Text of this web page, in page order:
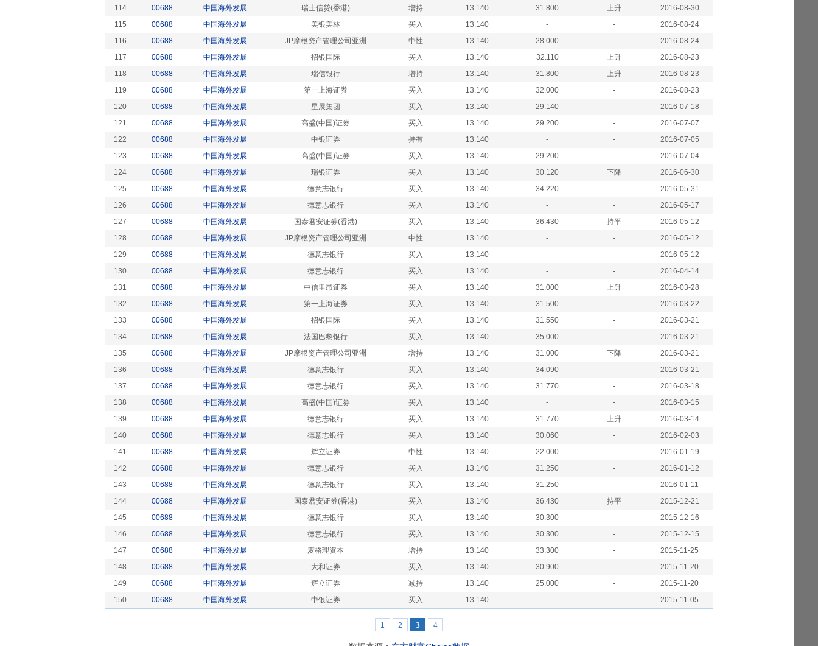
114
00688 中国海外发展 瑞士信贷(香港) 增持 13.140 31.800 上升
2016-08-30
115
00688 中国海外发展 美银美林 买入 13.140 - -
2016-08-24
116
00688 中国海外发展 JP摩根资产管理公司亚洲 中性 13.140 28.000 -
2016-08-24
117
00688 中国海外发展 招银国际 买入 13.140 32.110 上升
2016-08-23
118
00688 中国海外发展 瑞信银行 增持 13.140 31.800 上升
2016-08-23
119
00688 中国海外发展 第一上海证券 买入 13.140 32.000 -
2016-08-23
120
00688 中国海外发展 星展集团 买入 13.140 29.140 -
2016-07-18
121
00688 中国海外发展 高盛(中国)证券 买入 13.140 29.200 -
2016-07-07
122
00688 中国海外发展 中银证券 持有 13.140 - -
2016-07-05
123
00688 中国海外发展 高盛(中国)证券 买入 13.140 29.200 -
2016-07-04
124
00688 中国海外发展 瑞银证券 买入 13.140 30.120 下降
2016-06-30
125
00688 中国海外发展 德意志银行 买入 13.140 34.220 -
2016-05-31
126
00688 中国海外发展 德意志银行 买入 13.140 - -
2016-05-17
127
00688 中国海外发展 国泰君安证券(香港) 买入 13.140 36.430 持平
2016-05-12
128
00688 中国海外发展 JP摩根资产管理公司亚洲 中性 13.140 - -
2016-05-12
129
00688 中国海外发展 德意志银行 买入 13.140 - -
2016-05-12
130
00688 中国海外发展 德意志银行 买入 13.140 - -
2016-04-14
131
00688 中国海外发展 中信里昂证券 买入 13.140 31.000 上升
2016-03-28
132
00688 中国海外发展 第一上海证券 买入 13.140 31.500 -
2016-03-22
133
00688 中国海外发展 招银国际 买入 13.140 31.550 -
2016-03-21
134
00688 中国海外发展 法国巴黎银行 买入 13.140 35.000 -
2016-03-21
135
00688 中国海外发展 JP摩根资产管理公司亚洲 增持 13.140 31.000 下降
2016-03-21
136
00688 中国海外发展 德意志银行 买入 13.140 34.090 -
2016-03-21
137
00688 中国海外发展 德意志银行 买入 13.140 31.770 -
2016-03-18
138
00688 中国海外发展 高盛(中国)证券 买入 13.140 - -
2016-03-15
139
00688 中国海外发展 德意志银行 买入 13.140 31.770 上升
2016-03-14
140
00688 中国海外发展 德意志银行 买入 13.140 30.060 -
2016-02-03
141
00688 中国海外发展 辉立证券 中性 13.140 22.000 -
2016-01-19
142
00688 中国海外发展 德意志银行 买入 13.140 31.250 -
2016-01-12
143
00688 中国海外发展 德意志银行 买入 13.140 31.250 -
2016-01-11
144
00688 中国海外发展 国泰君安证券(香港) 买入 13.140 36.430 持平
2015-12-21
145
00688 中国海外发展 德意志银行 买入 13.140 30.300 -
2015-12-16
146
00688 中国海外发展 德意志银行 买入 13.140 30.300 -
2015-12-15
147
00688 中国海外发展 麦格理资本 增持 13.140 33.300 -
2015-11-25
148
00688 中国海外发展 大和证券 买入 13.140 30.900 -
2015-11-20
149
00688 中国海外发展 辉立证券 减持 13.140 25.000 -
2015-11-20
150
00688 中国海外发展 中银证券 买入 13.140 - - 2015-11-05
1 2 3 4